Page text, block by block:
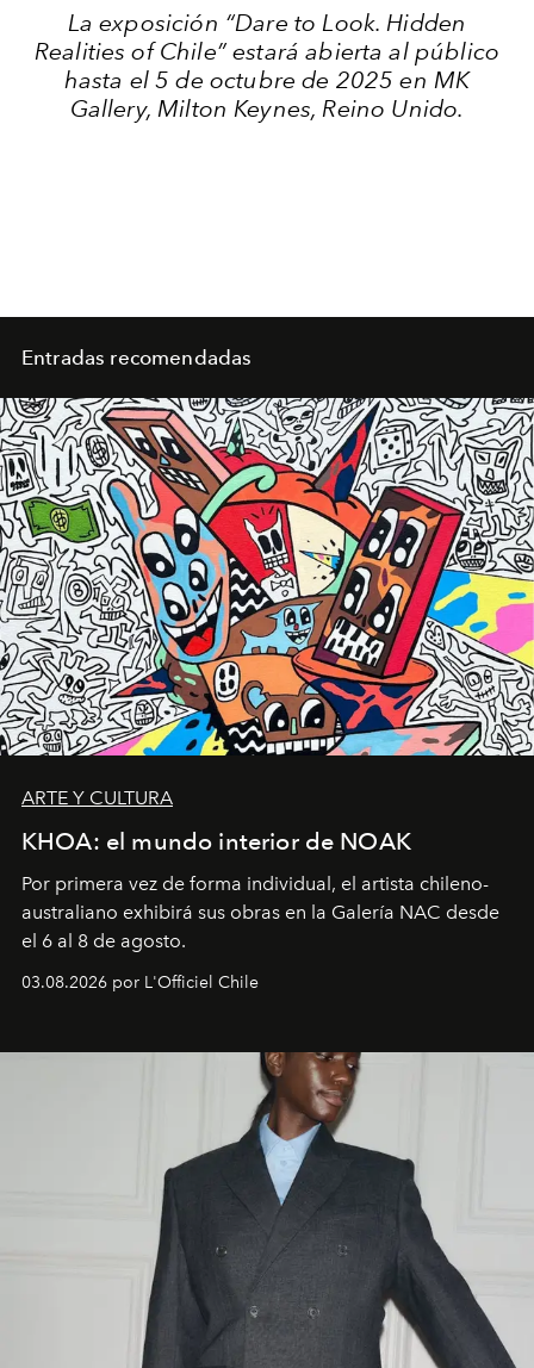
La exposición “Dare to Look. Hidden
Realities of Chile” estará abierta al público
hasta el 5 de octubre de 2025 en MK
Gallery, Milton Keynes, Reino Unido.
Entradas recomendadas
ARTE Y CULTURA
KHOA: el mundo interior de NOAK
Por primera vez de forma individual, el artista chileno-
australiano exhibirá sus obras en la Galería NAC desde
el 6 al 8 de agosto.
03.08.2026 por L'Officiel Chile